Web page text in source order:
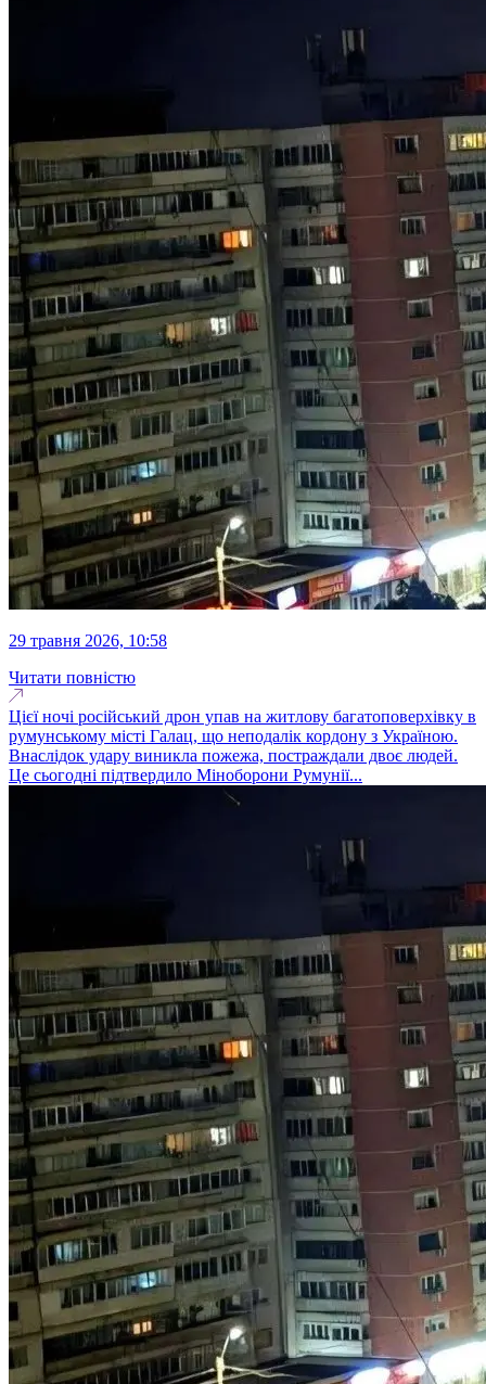
29 травня 2026, 10:58
Читати повністю
Цієї ночі російський дрон упав на житлову багатоповерхівку в
румунському місті Галац, що неподалік кордону з Україною.
Внаслідок удару виникла пожежа, постраждали двоє людей.
Це сьогодні підтвердило Міноборони Румунії...